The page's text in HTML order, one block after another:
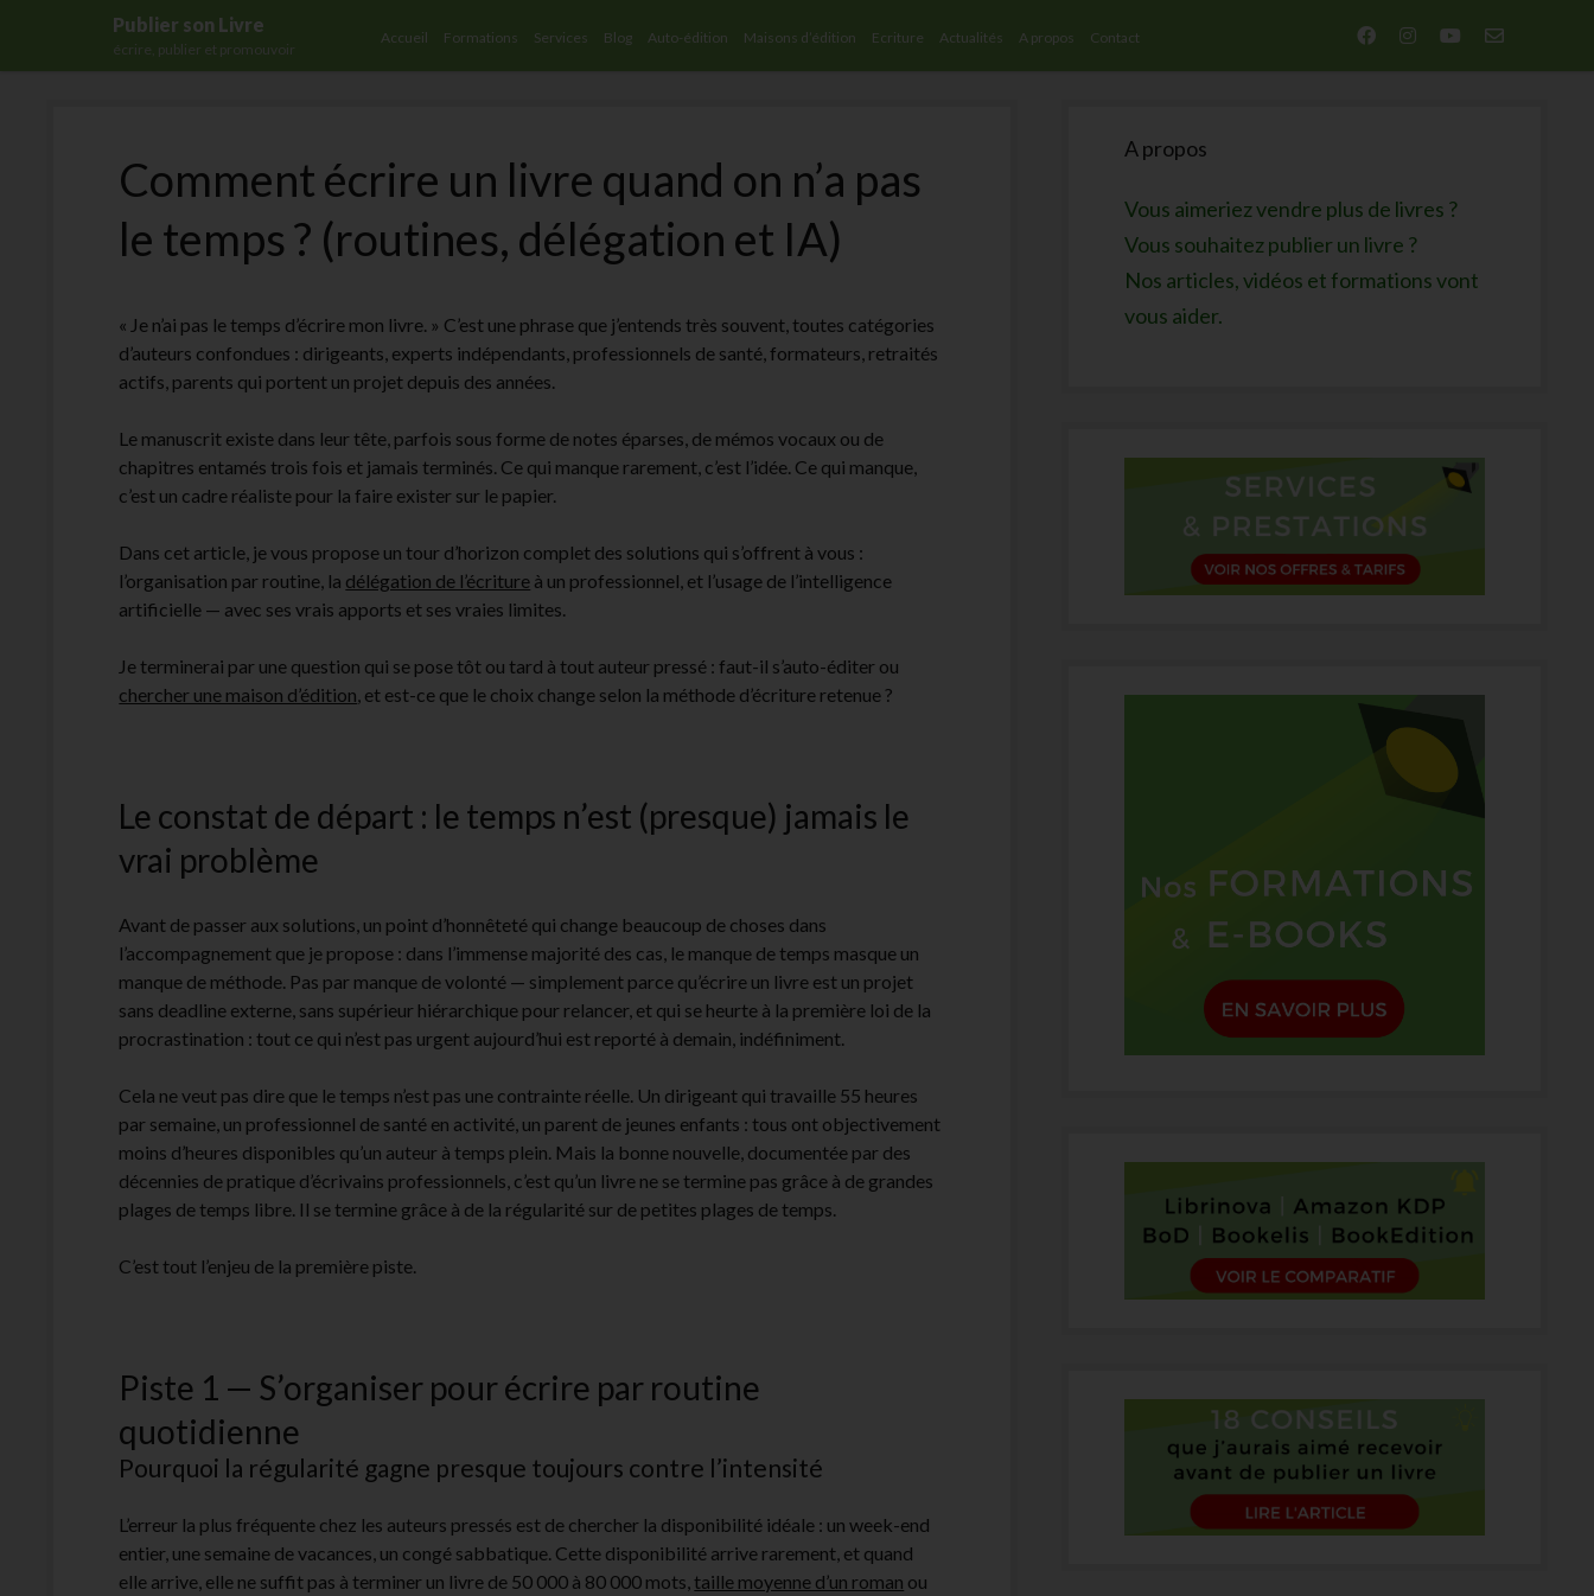
Publier son Livre
écrire, publier et promouvoir
Accueil Formations Services Blog Auto-édition Maisons d’édition Ecriture Actualités A propos Contact facebookinstagram
youtubeemail-
Comment écrire un livre quand on n’a pas
le temps ? (routines, délégation et IA)
« Je n’ai pas le temps d’écrire mon livre. » C’est une phrase que j’entends très souvent, toutes catégories
d’auteurs confondues : dirigeants, experts indépendants, professionnels de santé, formateurs, retraités
actifs, parents qui portent un projet depuis des années.
Le manuscrit existe dans leur tête, parfois sous forme de notes éparses, de mémos vocaux ou de
chapitres entamés trois fois et jamais terminés. Ce qui manque rarement, c’est l’idée. Ce qui manque,
c’est un cadre réaliste pour la faire exister sur le papier.
Dans cet article, je vous propose un tour d’horizon complet des solutions qui s’offrent à vous :
l’organisation par routine, la délégation de l’écriture à un professionnel, et l’usage de l’intelligence
artificielle — avec ses vrais apports et ses vraies limites.
Je terminerai par une question qui se pose tôt ou tard à tout auteur pressé : faut-il s’auto-éditer ou
chercher une maison d’édition, et est-ce que le choix change selon la méthode d’écriture retenue ?
Le constat de départ : le temps n’est (presque) jamais le
vrai problème
Avant de passer aux solutions, un point d’honnêteté qui change beaucoup de choses dans
l’accompagnement que je propose : dans l’immense majorité des cas, le manque de temps masque un
manque de méthode. Pas par manque de volonté — simplement parce qu’écrire un livre est un projet
sans deadline externe, sans supérieur hiérarchique pour relancer, et qui se heurte à la première loi de la
procrastination : tout ce qui n’est pas urgent aujourd’hui est reporté à demain, indéfiniment.
Cela ne veut pas dire que le temps n’est pas une contrainte réelle. Un dirigeant qui travaille 55 heures
par semaine, un professionnel de santé en activité, un parent de jeunes enfants : tous ont objectivement
moins d’heures disponibles qu’un auteur à temps plein. Mais la bonne nouvelle, documentée par des
décennies de pratique d’écrivains professionnels, c’est qu’un livre ne se termine pas grâce à de grandes
plages de temps libre. Il se termine grâce à de la régularité sur de petites plages de temps.
C’est tout l’enjeu de la première piste.
Piste 1 — S’organiser pour écrire par routine
quotidienne
Pourquoi la régularité gagne presque toujours contre l’intensité
L’erreur la plus fréquente chez les auteurs pressés est de chercher la disponibilité idéale : un week-end
entier, une semaine de vacances, un congé sabbatique. Cette disponibilité arrive rarement, et quand
elle arrive, elle ne suffit pas à terminer un livre de 50 000 à 80 000 mots,taille moyenne d’un roman ou
Sidebar
A propos
Vous aimeriez vendre plus de livres ?
Vous souhaitez publier un livre ?
Nos articles, vidéos et formations vont
vous aider.